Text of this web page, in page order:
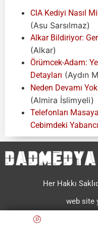
CIA Kediyi Nasıl
(Asu Sarsılmaz)
Alkar Bildiriyor:
(Alkar)
Örümcek-Adam:
Detayları (Aydın
Neden Devamı
(Almira İslimyeli)
Telefonları
Cebimdeki
Her Hakkı
web site